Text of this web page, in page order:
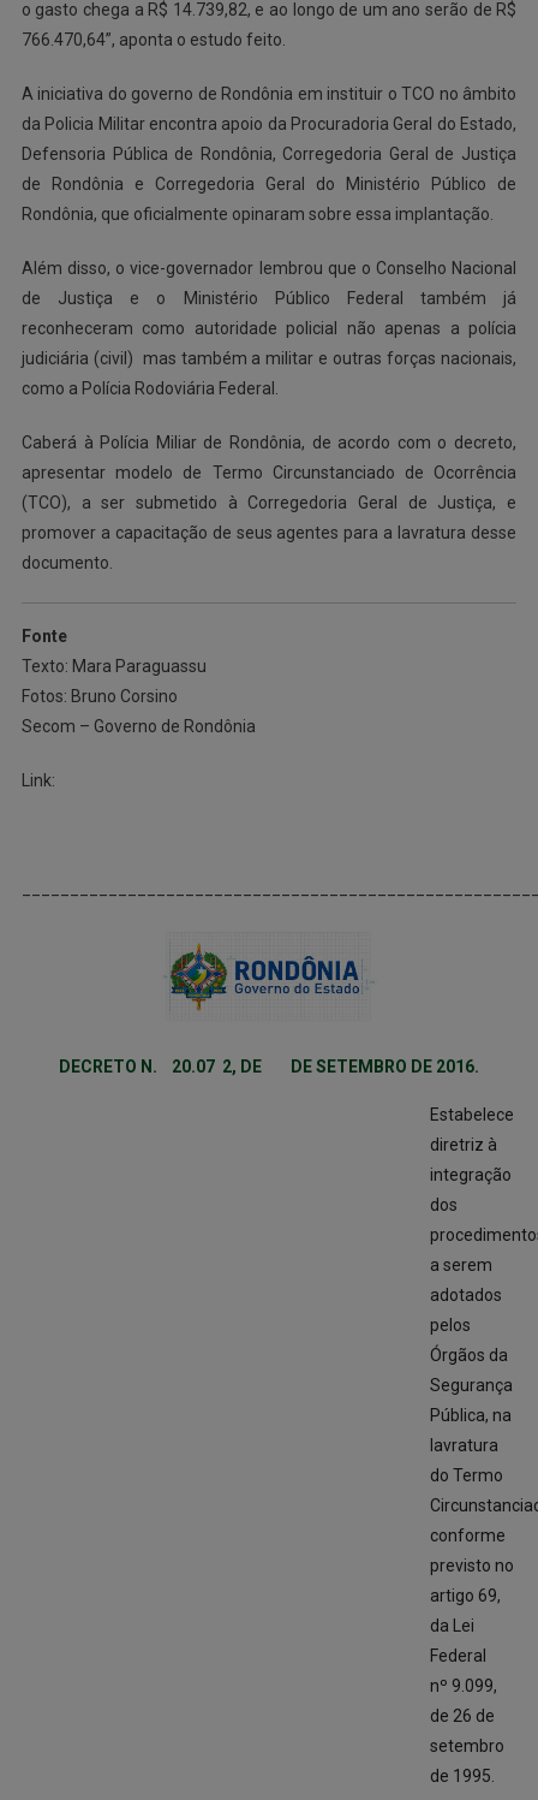
o gasto chega a R$ 14.739,82, e ao longo de um ano serão de R$
766.470,64”, aponta o estudo feito.
A iniciativa do governo de Rondônia em instituir o TCO no âmbito
da Policia Militar encontra apoio da Procuradoria Geral do Estado,
Defensoria Pública de Rondônia, Corregedoria Geral de Justiça
de Rondônia e Corregedoria Geral do Ministério Público de
Rondônia, que oficialmente opinaram sobre essa implantação.
Além disso, o vice-governador lembrou que o Conselho Nacional
de Justiça e o Ministério Público Federal também já
reconheceram como autoridade policial não apenas a polícia
judiciária (civil) mas também a militar e outras forças nacionais,
como a Polícia Rodoviária Federal.
Caberá à Polícia Miliar de Rondônia, de acordo com o decreto,
apresentar modelo de Termo Circunstanciado de Ocorrência
(TCO), a ser submetido à Corregedoria Geral de Justiça, e
promover a capacitação de seus agentes para a lavratura desse
documento.
Fonte
Texto: Mara Paraguassu
Fotos: Bruno Corsino
Secom – Governo de Rondônia
Link:
DECRETO N. 20.07 2, DE DE SETEMBRO DE 2016.
Estabelece
diretriz à
integração
dos
a serem
adotados
pelos
Órgãos da
Segurança
Pública, na
lavratura
do Termo
conforme
previsto no
artigo 69,
da Lei
Federal
nº 9.099,
de 26 de
setembro
de 1995.